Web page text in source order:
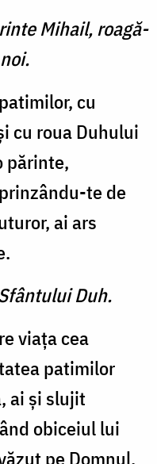
Mihail, roagă-
cu
cu roua Duhului
părinte,
te de
ai ars
Duh.
viaţa cea
patimilor
ai şi slujit
obiceiul lui
pe Domnul.